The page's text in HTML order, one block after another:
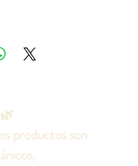
🌿
productos son